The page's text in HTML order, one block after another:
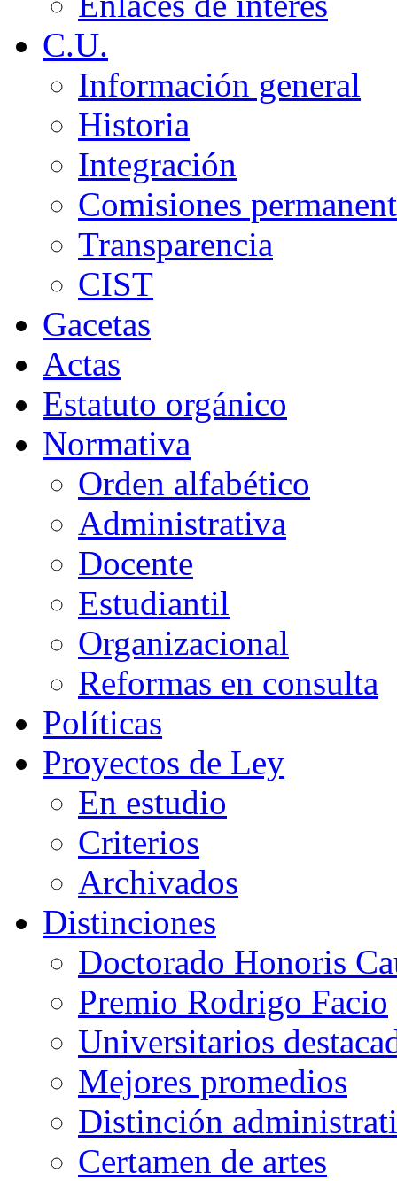
C.U.
Información general
Historia
Integración
Comisiones
Transparencia
CIST
Gacetas
Actas
Estatuto orgánico
Normativa
Orden alfabético
Administrativa
Docente
Estudiantil
Organizacional
Reformas en consulta
Políticas
Proyectos de Ley
En estudio
Criterios
Archivados
Distinciones
Doctorado Honoris
Premio Rodrigo Facio
Universitarios
Mejores promedios
Distinción
Certamen de artes